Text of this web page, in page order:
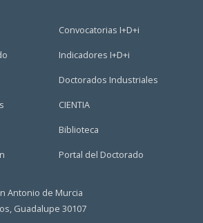
Convocatorias I+D+i
Indicadores I+D+i
Doctorados Industriales
CIENTIA
Biblioteca
Portal del Doctorado
Antonio de Murcia
Guadalupe 30107